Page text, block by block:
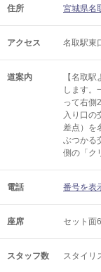
住所 宮城県名
アクセス 名取駅東
道案内
【名取
します。
って右側
入り口の
差点）を
ぶつかる
側の「ク
電話 番号を表
座席 セット面
スタッフ数 スタイリ